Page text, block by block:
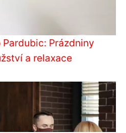
Prázdniny
a relaxace